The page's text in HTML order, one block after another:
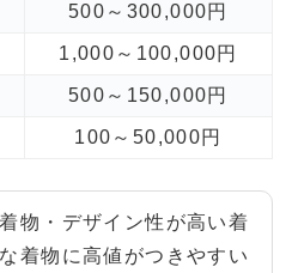
500～300,000円
1,000～100,000円
500～150,000円
100～50,000円
物・デザイン性が高い着
着物に高値がつきやすい